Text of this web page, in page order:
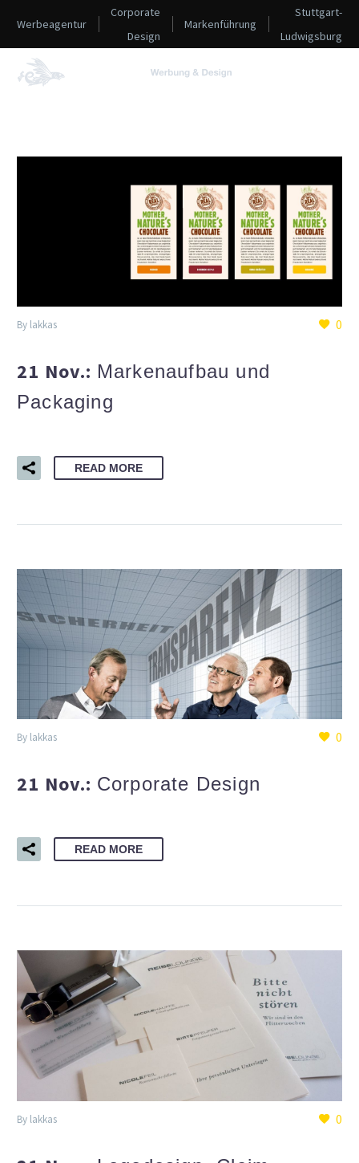
Werbeagentur
Corporate
Design
Markenführung
Stuttgart-
Ludwigsburg
0
By lakkas
21 Nov.: Markenaufbau und
Packaging
READ MORE
0
By lakkas
21 Nov.: Corporate Design
READ MORE
0
By lakkas